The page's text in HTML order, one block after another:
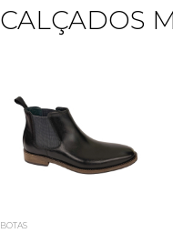
CALÇADOS
BOTAS